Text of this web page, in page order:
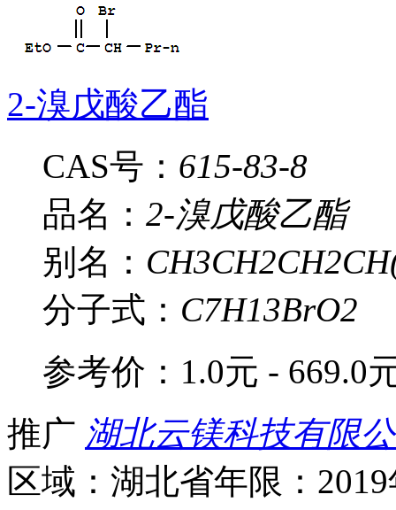
2-溴戊酸乙酯
CAS号： 615-83-8
品名： 2-溴戊酸乙酯
别名：
分子式： C7H13BrO2
参考价： 1.0元 - 669.0
推广 湖北云镁科技有限
区域：湖北省年限：